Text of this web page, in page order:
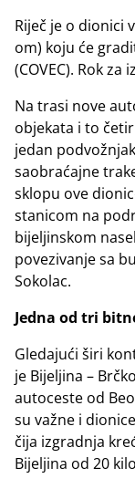
Riječ je o dionici
om) koju će
(COVEC). Rok
Na trasi nove
objekata i to
jedan
saobraćajne
sklopu ove
stanicom na
bijeljinskom
povezivanje sa
Sokolac.
Jedna od tri
Gledajući širi
je Bijeljina –
autoceste od
su važne i
čija izgradnja
Bijeljina od 20